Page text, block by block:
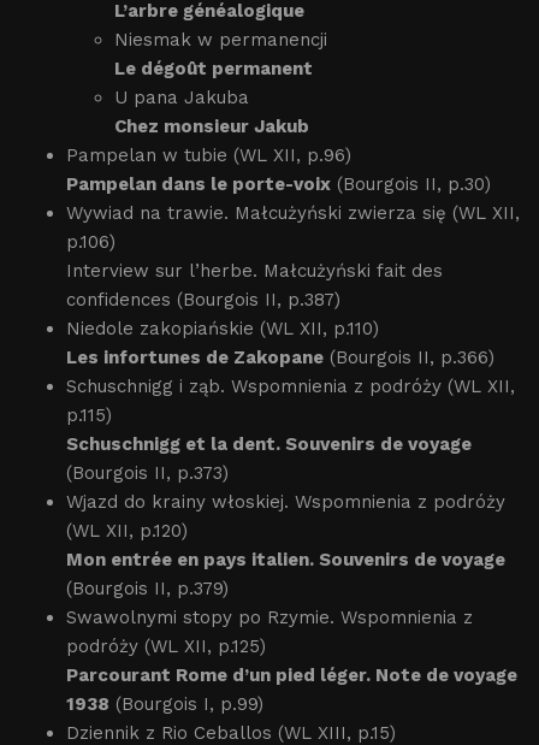
L’arbre généalogique
Niesmak w permanencji
Le dégoût permanent
U pana Jakuba
Chez monsieur Jakub
Pampelan w tubie (WL XII, p.96)
Pampelan dans le porte-voix (Bourgois II, p.30)
Wywiad na trawie. Małcużyński zwierza się (WL XII,
p.106)
Interview sur l’herbe. Małcużyński fait des
confidences (Bourgois II, p.387)
Niedole zakopiańskie (WL XII, p.110)
Les infortunes de Zakopane (Bourgois II, p.366)
Schuschnigg i ząb. Wspomnienia z podróży (WL XII,
p.115)
Schuschnigg et la dent. Souvenirs de voyage
(Bourgois II, p.373)
Wjazd do krainy włoskiej. Wspomnienia z podróży
(WL XII, p.120)
Mon entrée en pays italien. Souvenirs de voyage
(Bourgois II, p.379)
Swawolnymi stopy po Rzymie. Wspomnienia z
podróży (WL XII, p.125)
Parcourant Rome d’un pied léger. Note de voyage
1938 (Bourgois I, p.99)
Dziennik z Rio Ceballos (WL XIII, p.15)